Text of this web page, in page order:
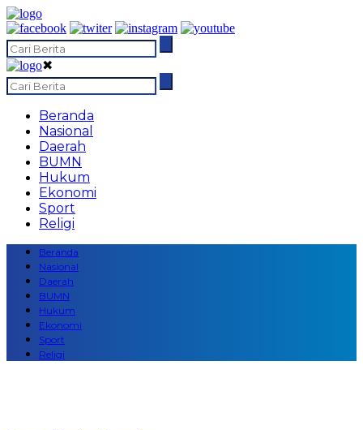
✖
Beranda
Nasional
Daerah
BUMN
Hukum
Ekonomi
Sport
Religi
Beranda
Nasional
Daerah
BUMN
Hukum
Ekonomi
Sport
Religi